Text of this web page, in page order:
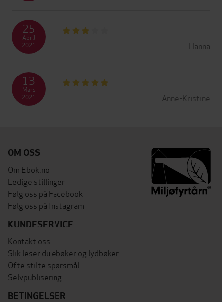
Hanna
25
April
2021
Anne-Kristine
13
Mars
2021
OM OSS
Om Ebok.no
Ledige stillinger
Følg oss på Facebook
Følg oss på Instagram
KUNDESERVICE
Kontakt oss
Slik leser du ebøker og lydbøker
Ofte stilte spørsmål
Selvpublisering
BETINGELSER